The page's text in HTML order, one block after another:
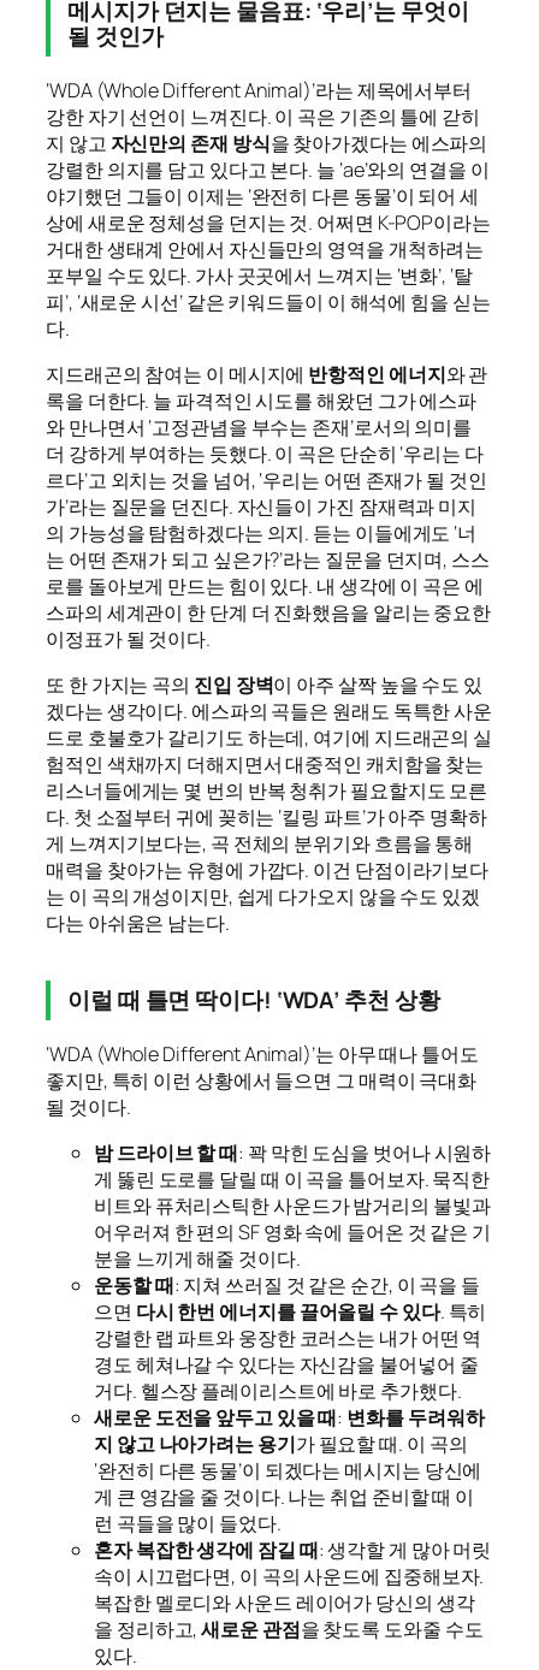
메시지가 던지는 물음표: ‘우리’는 무엇이
될 것인가
‘WDA (Whole Different Animal)’라는 제목에서부터
강한 자기 선언이 느껴진다. 이 곡은 기존의 틀에 갇히
지 않고자신만의 존재 방식을 찾아가겠다는 에스파의
강렬한 의지를 담고 있다고 본다. 늘 ‘ae’와의 연결을 이
야기했던 그들이 이제는 ‘완전히 다른 동물’이 되어 세
상에 새로운 정체성을 던지는 것. 어쩌면 K-POP이라는
거대한 생태계 안에서 자신들만의 영역을 개척하려는
포부일 수도 있다. 가사 곳곳에서 느껴지는 ‘변화’, ‘탈
피’, ‘새로운 시선’ 같은 키워드들이 이 해석에 힘을 싣는
다.
지드래곤의 참여는 이 메시지에 반항적인 에너지와 관
록을 더한다. 늘 파격적인 시도를 해왔던 그가 에스파
와 만나면서 ‘고정관념을 부수는 존재’로서의 의미를
더 강하게 부여하는 듯했다. 이 곡은 단순히 ‘우리는 다
르다’고 외치는 것을 넘어, ‘우리는 어떤 존재가 될 것인
가’라는 질문을 던진다. 자신들이 가진 잠재력과 미지
의 가능성을 탐험하겠다는 의지. 듣는 이들에게도 ‘너
는 어떤 존재가 되고 싶은가?’라는 질문을 던지며, 스스
로를 돌아보게 만드는 힘이 있다. 내 생각에 이 곡은 에
스파의 세계관이 한 단계 더 진화했음을 알리는 중요한
이정표가 될 것이다.
또 한 가지는 곡의 진입 장벽이 아주 살짝 높을 수도 있
겠다는 생각이다. 에스파의 곡들은 원래도 독특한 사운
드로 호불호가 갈리기도 하는데, 여기에 지드래곤의 실
험적인 색채까지 더해지면서 대중적인 캐치함을 찾는
리스너들에게는 몇 번의 반복 청취가 필요할지도 모른
다. 첫 소절부터 귀에 꽂히는 ‘킬링 파트’가 아주 명확하
게 느껴지기보다는, 곡 전체의 분위기와 흐름을 통해
매력을 찾아가는 유형에 가깝다. 이건 단점이라기보다
는 이 곡의 개성이지만, 쉽게 다가오지 않을 수도 있겠
다는 아쉬움은 남는다.
이럴 때 틀면 딱이다! ‘WDA’ 추천 상황
‘WDA (Whole Different Animal)’는 아무 때나 틀어도
좋지만, 특히 이런 상황에서 들으면 그 매력이 극대화
될 것이다.
밤 드라이브 할 때: 꽉 막힌 도심을 벗어나 시원하
게 뚫린 도로를 달릴 때 이 곡을 틀어보자. 묵직한
비트와 퓨처리스틱한 사운드가 밤거리의 불빛과
어우러져 한 편의 SF 영화 속에 들어온 것 같은 기
분을 느끼게 해줄 것이다.
운동할 때: 지쳐 쓰러질 것 같은 순간, 이 곡을 들
으면 다시 한번 에너지를 끌어올릴 수 있다. 특히
강렬한 랩 파트와 웅장한 코러스는 내가 어떤 역
경도 헤쳐나갈 수 있다는 자신감을 불어넣어 줄
거다. 헬스장 플레이리스트에 바로 추가했다.
새로운 도전을 앞두고 있을 때: 변화를 두려워하
지 않고 나아가려는 용기가 필요할 때. 이 곡의
‘완전히 다른 동물’이 되겠다는 메시지는 당신에
게 큰 영감을 줄 것이다. 나는 취업 준비할 때 이
런 곡들을 많이 들었다.
혼자 복잡한 생각에 잠길 때: 생각할 게 많아 머릿
속이 시끄럽다면, 이 곡의 사운드에 집중해보자.
복잡한 멜로디와 사운드 레이어가 당신의 생각
을 정리하고,새로운 관점을 찾도록 도와줄 수도
있다.